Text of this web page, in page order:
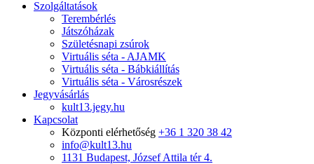
Szolgáltatások
Terembérlés
Játszóházak
Születésnapi zsúrok
Virtuális séta - AJAMK
Virtuális séta - Bábkiállítás
Virtuális séta - Városrészek
Jegyvásárlás
kult13.jegy.hu
Kapcsolat
Központi elérhetőség +36 1 320 38 42
info@kult13.hu
1131 Budapest, József Attila tér 4.